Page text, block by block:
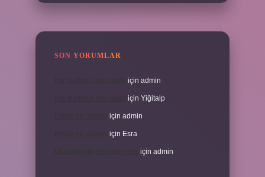
SON YORUMLAR
için admin
için Yiğitalp
için admin
için Esra
için admin